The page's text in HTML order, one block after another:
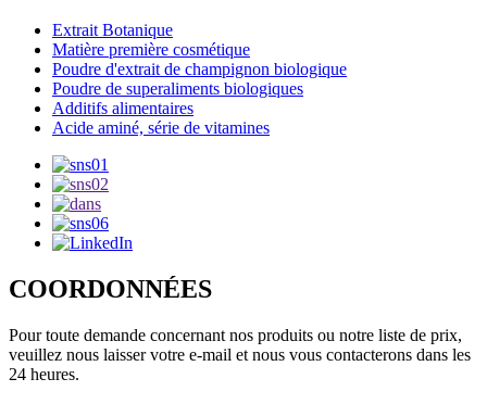
Extrait Botanique
Matière première cosmétique
Poudre d'extrait de champignon biologique
Poudre de superaliments biologiques
Additifs alimentaires
Acide aminé, série de vitamines
COORDONNÉES
Pour toute demande concernant nos produits ou notre liste de prix,
veuillez nous laisser votre e-mail et nous vous contacterons dans les
24 heures.